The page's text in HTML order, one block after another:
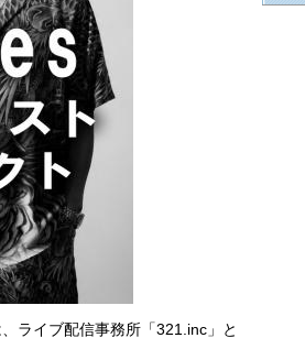
ライブ配信事務所「321.inc」と